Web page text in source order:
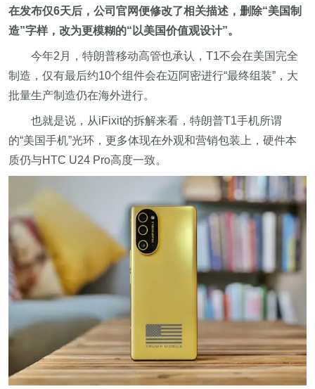
在发布仅6天后，公司官网便修改了相关描述，删除“美国制
造”字样，改为更模糊的“以美国价值观设计”。
今年2月，特朗普移动高管也承认，T1不会在美国完全
制造，仅有最后约10个组件会在迈阿密进行“最终组装”，大
批量生产制造仍在海外进行。
也就是说，从iFixit的拆解来看，特朗普T1手机所谓
的“美国手机”光环，更多体现在外观和营销包装上，硬件本
质仍与HTC U24 Pro高度一致。